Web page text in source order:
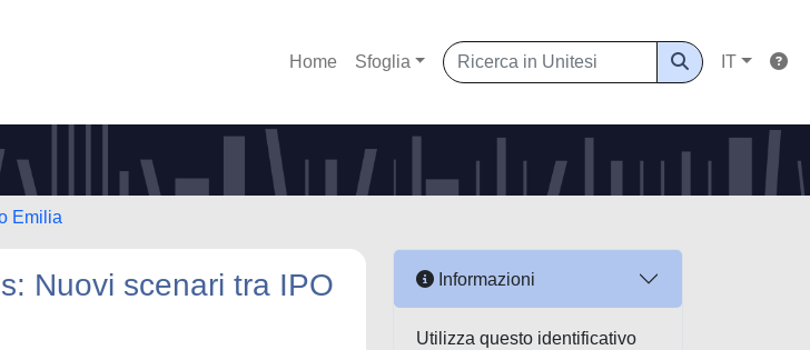
Home Sfoglia IT
Emilia
Nuovi scenari tra IPO
Informazioni
Utilizza questo identificativo